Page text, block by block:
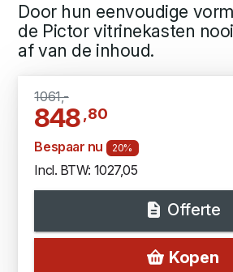
Door hun eenvoudige
de Pictor vitrinekasten
af van de inhoud.
1061,-
848,80
Bespaar nu 20%
Incl. BTW: 1027,05
Offerte
Kopen